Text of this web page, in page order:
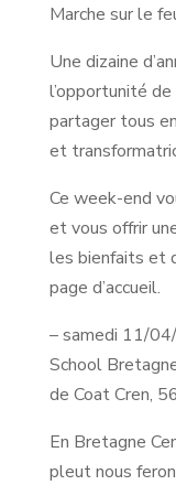
Marche sur le
Une dizaine
l’opportunité
partager tous
et
Ce week-end
et vous offrir
les bienfaits et
page d’accueil.
– samedi 11/
School
de Coat Cren,
En Bretagne
pleut nous